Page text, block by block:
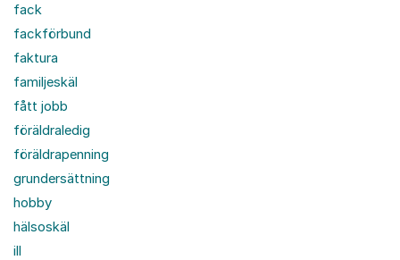
fack
fackförbund
faktura
familjeskäl
fått jobb
föräldraledig
föräldrapenning
grundersättning
hobby
hälsoskäl
ill